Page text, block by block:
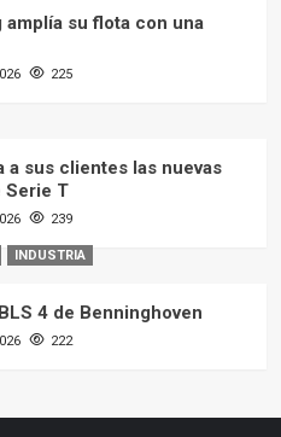
su flota con una
225
sus clientes las nuevas
Serie T
239
INDUSTRIA
4 de Benninghoven
222